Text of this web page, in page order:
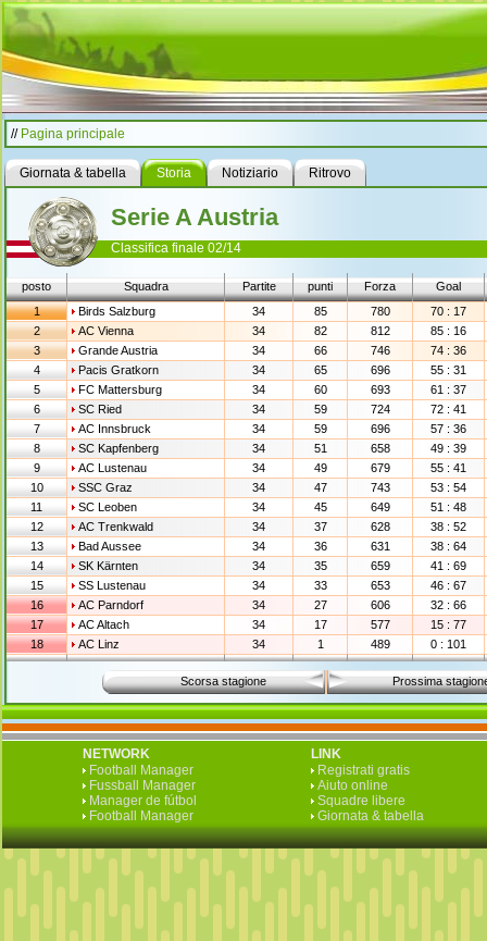
// Pagina principale
Giornata & tabella Storia Notiziario Ritrovo
Serie A Austria
Classifica finale 02/14
posto Squadra Partite punti Forza
Goal
1
Birds Salzburg 34 85 780
70 : 17
2
AC Vienna 34 82 812
85 : 16
3
Grande Austria 34 66 746
74 : 36
4
Pacis Gratkorn 34 65 696
55 : 31
5
FC Mattersburg 34 60 693
61 : 37
6
SC Ried 34 59 724
72 : 41
7
AC Innsbruck 34 59 696
57 : 36
8
SC Kapfenberg 34 51 658
49 : 39
9
AC Lustenau 34 49 679
55 : 41
10
SSC Graz 34 47 743
53 : 54
11
SC Leoben 34 45 649
51 : 48
12
AC Trenkwald 34 37 628
38 : 52
13
Bad Aussee 34 36 631
38 : 64
14
SK Kärnten 34 35 659
41 : 69
15
SS Lustenau 34 33 653
46 : 67
16
AC Parndorf 34 27 606
32 : 66
17
AC Altach 34 17 577
15 : 77
18
AC Linz 34 1 489 0 : 101
Scorsa stagione Prossima
NETWORK
Football Manager
Fussball Manager
Manager de fútbol
Football Manager
LINK
Registrati gratis
Aiuto online
Squadre libere
Giornata & tabella